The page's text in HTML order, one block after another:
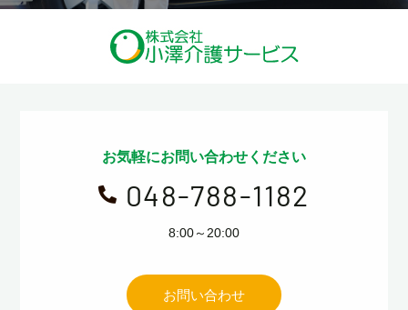
お気軽にお問い合わせください
 048-788-1182
8:00～20:00
お問い合わせ